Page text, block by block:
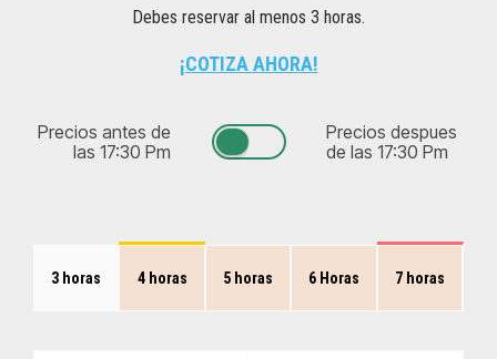
Debes reservar al menos 3 horas.
¡COTIZA AHORA!
Precios antes de
las 17:30 Pm
Precios despues
de las 17:30 Pm
3 horas 4 horas 5 horas 6 Horas 7 horas